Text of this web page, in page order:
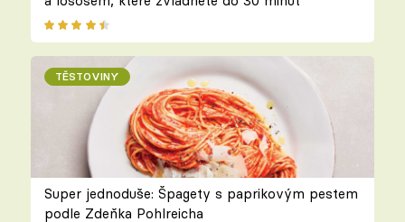
TĚSTOVINY
Super jednoduše: Špagety s paprikovým pestem
podle Zdeňka Pohlreicha